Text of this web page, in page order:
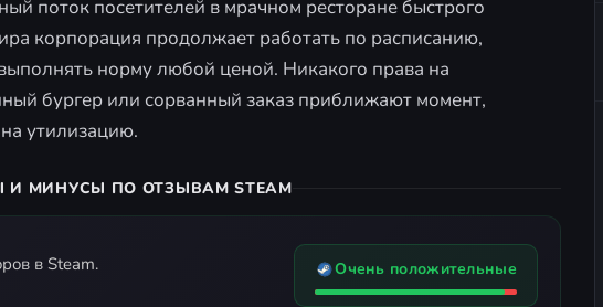
поток посетителей в мрачном ресторане быстрого
корпорация продолжает работать по расписанию,
норму любой ценой. Никакого права на
бургер или сорванный заказ приближают момент,
утилизацию.
МИНУСЫ ПО ОТЗЫВАМ STEAM
в Steam.
Очень положительные